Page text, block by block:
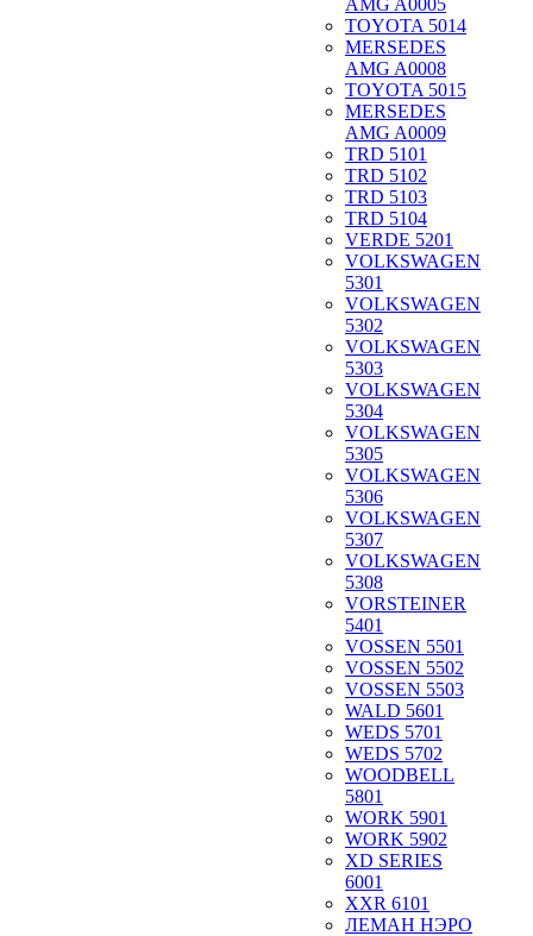
AMG A0005
TOYOTA 5014
MERSEDES
AMG A0008
TOYOTA 5015
MERSEDES
AMG A0009
TRD 5101
TRD 5102
TRD 5103
TRD 5104
VERDE 5201
VOLKSWAGEN
5301
VOLKSWAGEN
5302
VOLKSWAGEN
5303
VOLKSWAGEN
5304
VOLKSWAGEN
5305
VOLKSWAGEN
5306
VOLKSWAGEN
5307
VOLKSWAGEN
5308
VORSTEINER
5401
VOSSEN 5501
VOSSEN 5502
VOSSEN 5503
WALD 5601
WEDS 5701
WEDS 5702
WOODBELL
5801
WORK 5901
WORK 5902
XD SERIES
6001
XXR 6101
ЛЕМАН НЭРО